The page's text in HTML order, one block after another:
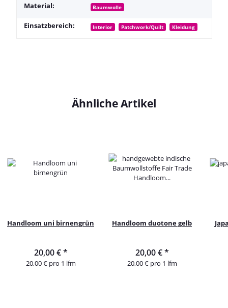
Material: Baumwolle
Einsatzbereich: Interior Patchwork/Quilt Kleidung
Ähnliche Artikel
Handloom uni birnengrün
20,00 €*
20,00 € pro 1 lfm
Handloom duotone gelb
20,00 €*
20,00 € pro 1 lfm